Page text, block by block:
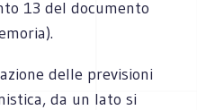
13 del documento
delle previsioni
da un lato si